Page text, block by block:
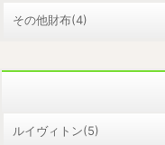
その他財布(4)
ルイヴィトン(5)